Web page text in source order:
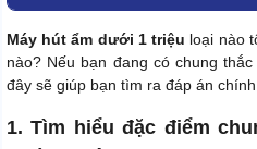
Máy hút ẩm dưới 1 triệu loại nào
nào? Nếu bạn đang có chung
đây sẽ giúp bạn tìm ra đáp án chính
1. Tìm hiểu đặc điểm